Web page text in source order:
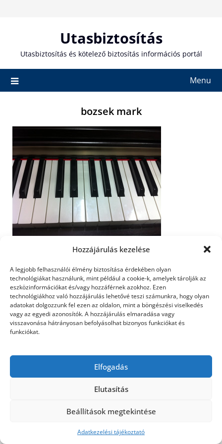
Hozzájárulás kezelése
A legjobb felhasználói élmény biztosítása érdekében olyan
technológiákat használunk, mint például a cookie-k, amelyek tárolják az
eszközinformációkat és/vagy hozzáférnek azokhoz. Ezen
technológiákhoz való hozzájárulás lehetővé teszi számunkra, hogy olyan
adatokat dolgozzunk fel ezen az oldalon, mint a böngészési viselkedés
vagy az egyedi azonosítók. A hozzájárulás elmaradása vagy
visszavonása hátrányosan befolyásolhat bizonyos funkciókat és
funkciókat.
Elfogadás
Elutasítás
Beállítások megtekintése
Adatkezelési tájékoztató
Utasbiztosítás
Utasbiztosítás és kötelező biztosítás információs portál
Menu
bozsek mark
©2026 Utasbiztosítás| Design:Newspaperly
WordPress Theme